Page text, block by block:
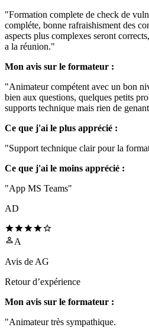
"Formation complete de check de
compléte, bonne rafraishisment des
aspects plus complexes seront
a la réunion."
Mon avis sur le formateur :
"Animateur compétent avec un bon
bien aux questions, quelques petits
supports technique mais rien de
Ce que j'ai le plus apprécié :
"Support technique clair pour la
Ce que j'ai le moins apprécié :
"App MS Teams"
AD
A
Avis de AG
Retour d’expérience
Mon avis sur le formateur :
"Animateur très sympathique.